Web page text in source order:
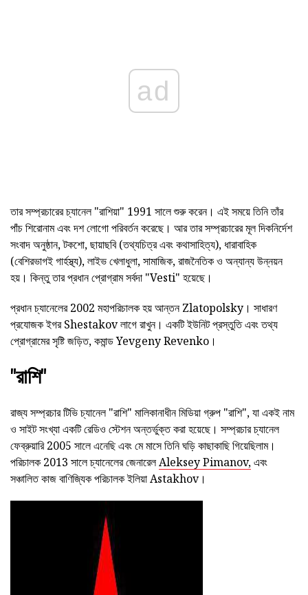
ad
তার সম্প্রচারের চ্যানেল "রাশিয়া" 1991 সালে শুরু করেন। এই সময়ে তিনি তাঁর
পাঁচ শিরোনাম এবং দশ লোগো পরিবর্তন করেছে। আর তার সম্প্রচারের মূল দিকনির্দেশ
সংবাদ অনুষ্ঠান, টকশো, ছায়াছবি (তথ্যচিত্র এবং কথাসাহিত্য), ধারাবাহিক
(বেশিরভাগই গার্হস্থ্য), লাইভ খেলাধুলা, সামাজিক, রাজনৈতিক ও অন্যান্য উন্নয়ন
হয়। কিন্তু তার প্রধান প্রোগ্রাম সর্বদা "Vesti" হয়েছে।
প্রধান চ্যানেলের 2002 মহাপরিচালক হয় আন্তন Zlatopolsky। সাধারণ
প্রযোজক ইগর Shestakov লাগে রাখুন। একটি ইউনিট প্রস্তুতি এবং তথ্য
প্রোগ্রামের সৃষ্টি জড়িত, কমান্ড Yevgeny Revenko।
"রাশি"
রাজ্য সম্প্রচার টিভি চ্যানেল "রাশি" মালিকানাধীন মিডিয়া গ্রুপ "রাশি", যা একই নাম
ও সাইট সংখ্যা একটি রেডিও স্টেশন অন্তর্ভুক্ত করা হয়েছে। সম্প্রচার চ্যানেল
ফেব্রুয়ারি 2005 সালে এনেছি এবং মে মাসে তিনি ঘড়ি কাছাকাছি গিয়েছিলাম।
পরিচালক 2013 সালে চ্যানেলের জেনারেলAleksey Pimanov,এবং
সঞ্চালিত কাজ বাণিজ্যিক পরিচালক ইলিয়া Astakhov।